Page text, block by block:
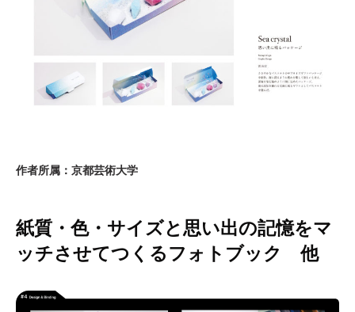
作者所属：京都芸術大学
紙質・色・サイズと思い出の記憶をマ
ッチさせてつくるフォトブック 他